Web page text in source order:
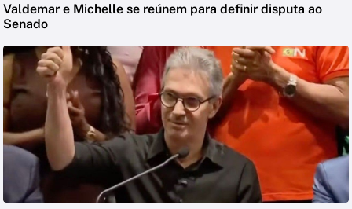
Valdemar e Michelle se reúnem para definir disputa ao
Senado